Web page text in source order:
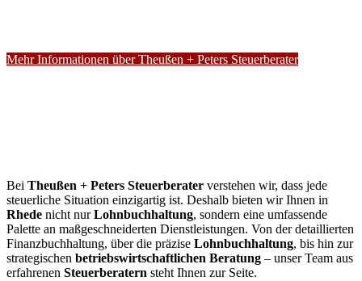
Mehr Informationen über Theußen + Peters Steuerberater
Bei Theußen + Peters Steuerberater verstehen wir, dass jede
steuerliche Situation einzigartig ist. Deshalb bieten wir Ihnen in
Rhede nicht nurLohnbuchhaltung, sondern eine umfassende
Palette an maßgeschneiderten Dienstleistungen. Von der detaillierten
Finanzbuchhaltung, über die präzise Lohnbuchhaltung, bis hin zur
strategischen betriebswirtschaftlichen Beratung – unser Team aus
erfahrenen Steuerberatern steht Ihnen zur Seite.